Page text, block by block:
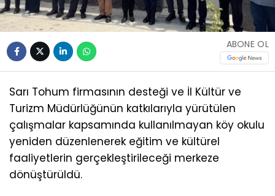
ABONE OL
Sarı Tohum firmasının desteği ve İl Kültür ve
Turizm Müdürlüğünün katkılarıyla yürütülen
çalışmalar kapsamında kullanılmayan köy okulu
yeniden düzenlenerek eğitim ve kültürel
faaliyetlerin gerçekleştirileceği merkeze
dönüştürüldü.